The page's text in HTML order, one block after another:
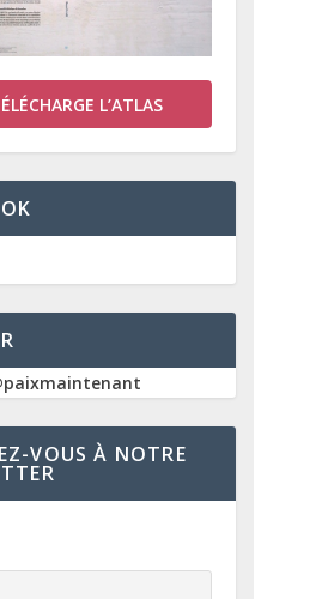
L’ATLAS
VOUS À NOTRE